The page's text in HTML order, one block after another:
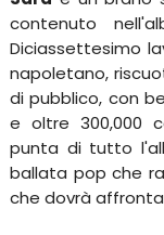
contenuto
Diciassettesimo
napoletano,
di pubblico, con
e oltre 300,000
punta di tutto
ballata pop che
che dovrà